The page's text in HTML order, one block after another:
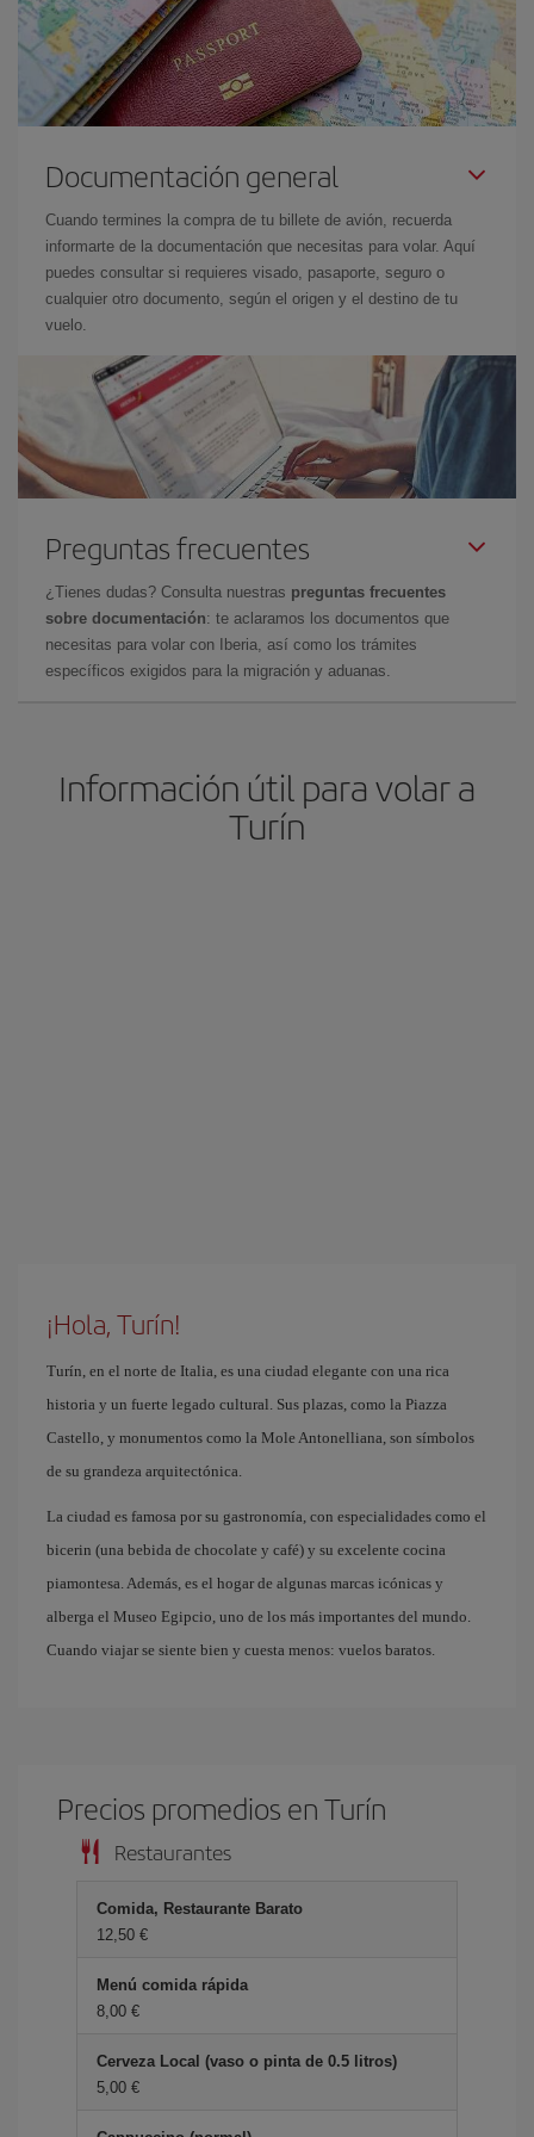
Documentación general
Cuando termines la compra de tu billete de avión, recuerda
informarte de la documentación que necesitas para volar. Aquí
puedes consultar si requieres visado, pasaporte, seguro o
cualquier otro documento, según el origen y el destino de tu
vuelo.
Preguntas frecuentes
¿Tienes dudas? Consulta nuestras preguntas frecuentes
sobre documentación: te aclaramos los documentos que
necesitas para volar con Iberia, así como los trámites
específicos exigidos para la migración y aduanas.
Información útil para volar a
Turín
¡Hola, Turín!
Turín, en el norte de Italia, es una ciudad elegante con una rica
historia y un fuerte legado cultural. Sus plazas, como la Piazza
Castello, y monumentos como la Mole Antonelliana, son símbolos
de su grandeza arquitectónica.
La ciudad es famosa por su gastronomía, con especialidades como el
bicerin (una bebida de chocolate y café) y su excelente cocina
piamontesa. Además, es el hogar de algunas marcas icónicas y
alberga el Museo Egipcio, uno de los más importantes del mundo.
Cuando viajar se siente bien y cuesta menos: vuelos baratos.
Precios promedios en Turín
Restaurantes
Comida, Restaurante Barato
12,50 €
Menú comida rápida
8,00 €
Cerveza Local (vaso o pinta de 0.5 litros)
5,00 €